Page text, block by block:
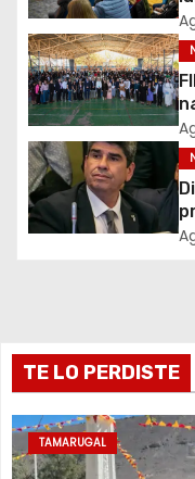
ó
n
d
e
e
r
a
d
a
TE LO PERDISTE
TAMARUGAL